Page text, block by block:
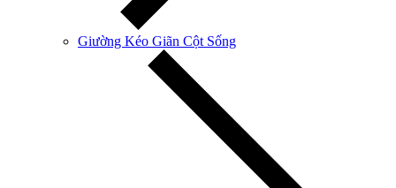
Giường Kéo Giãn Cột Sống